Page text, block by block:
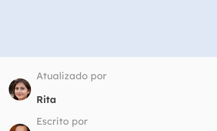
Atualizado por
Rita
Escrito por